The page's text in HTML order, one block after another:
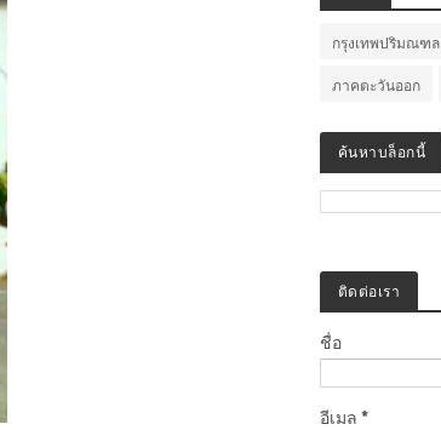
กรุงเทพปริมณฑล
ภาคตะวันออก
ค้นหาบล็อกนี้
ติดต่อเรา
ชื่อ
อีเมล*